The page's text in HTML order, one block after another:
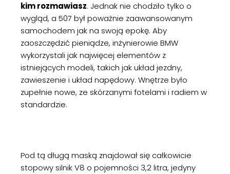
kim rozmawiasz. Jednak nie chodziło tylko o
wygląd, a 507 był poważnie zaawansowanym
samochodem jak na swoją epokę. Aby
zaoszczędzić pieniądze, inżynierowie BMW
wykorzystali jak najwięcej elementów z
istniejących modeli, takich jak układ jezdny,
zawieszenie i układ napędowy. Wnętrze było
zupełnie nowe, ze skórzanymi fotelami i radiem w
standardzie.
Pod tą długą maską znajdował się całkowicie
stopowy silnik V8 o pojemności 3,2 litra, jedyny